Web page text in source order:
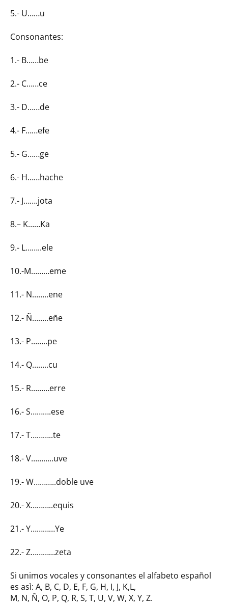
5.- U……u
Consonantes:
1.- B……be
2.- C……ce
3.- D……de
4.- F……efe
5.- G……ge
6.- H……hache
7.- J…….jota
8.– K……Ka
9.- L……..ele
10.-M………eme
11.- N……..ene
12.- Ñ……..eñe
13.- P……..pe
14.- Q……..cu
15.- R………erre
16.- S……….ese
17.- T………..te
18.- V………..uve
19.- W………..doble uve
20.- X………..equis
21.- Y…………Ye
22.- Z…………zeta
Si unimos vocales y consonantes el alfabeto español
es asì: A, B, C, D, E, F, G, H, I, J, K,L,
M, N, Ñ, O, P, Q, R, S, T, U, V, W, X, Y, Z.